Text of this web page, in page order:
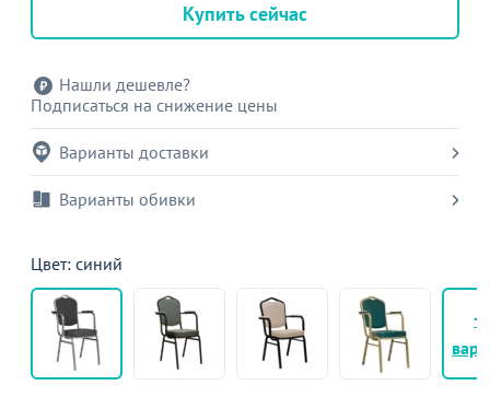
Купить сейчас
Нашли дешевле?
Подписаться на снижение цены
Варианты доставки
Варианты обивки
Цвет: синий